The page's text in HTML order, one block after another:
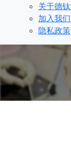
关于德钛
加入我们
隐私政策